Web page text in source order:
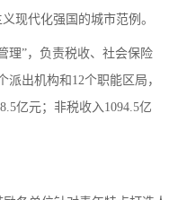
现代化强国的城市范例。
理”，负责税收、社会保险
派出机构和12个职能区 局，
亿元；非税收入1094.5亿